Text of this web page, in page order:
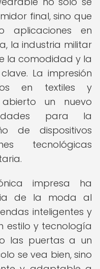
final, sino que
aplicaciones en
la industria militar
la comodidad y la
La impresión
en textiles y
un nuevo
para la
de dispositivos
tecnológicas
impresa ha
de la moda al
inteligentes y
estilo y tecnología
las puertas a un
se vea bien, sino